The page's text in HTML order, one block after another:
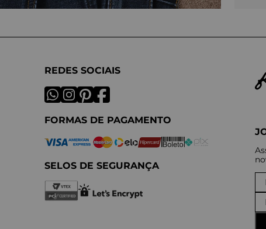
REDES SOCIAIS
FORMAS DE PAGAMENTO
SELOS DE SEGURANÇA